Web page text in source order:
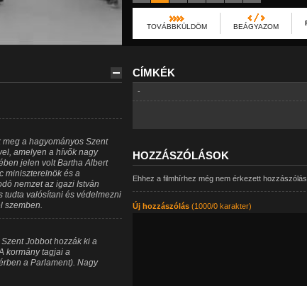
TOVÁBBKÜLDÖM BEÁGYAZOM
a hagyományos Szent
amelyen a hívők nagy
jelen volt Bartha Albert
miniszterelnök és a
nemzet az igazi István
tudta valósítani és védelmezni
szemben.
Jobbot hozzák ki a
kormány tagjai a
a Parlament). Nagy
CÍMKÉK
-
HOZZÁSZÓLÁSOK
Ehhez a filmhírhez még nem érkezett hozzászólás.
Új hozzászólás(1000/0 karakter)